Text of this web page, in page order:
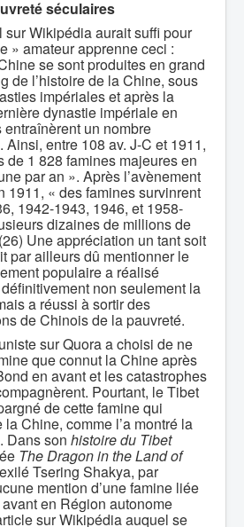
séculaires
Wikipédia aurait suffi pour
» amateur apprenne ceci :
se sont produites en grand
de l’histoire de la Chine, sous
impériales et après la
dynastie impériale en
un nombre
Ainsi, entre 108 av. J-C et 1911,
de 1 828 famines majeures en
par an ». Après l’avènement
1911, « des famines survinrent
1942-1943, 1946, et 1958-
dizaines de millions de
Une appréciation un tant soit
par ailleurs dû mentionner le
populaire a réalisé
définitivement non seulement la
a réussi à sortir des
de Chinois de la pauvreté.
sur Quora a choisi de ne
que connut la Chine après
en avant et les catastrophes
Pourtant, le Tibet
de cette famine qui
Chine, comme l’a montré la
Dans son histoire du Tibet
The Dragon in the Land of
Tsering Shakya, par
mention d’une famine liée
en Région autonome
sur Wikipédia auquel se